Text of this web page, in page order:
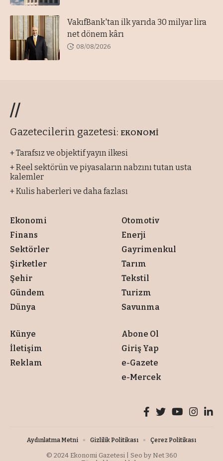
VakıfBank'tan ilk yarıda 30 milyar lira
net dönem kârı
08/08/2026
//
Gazetecilerin gazetesi: EKONOMİ
+ Tarafsız ve objektif yayın ilkesi
+ Reel sektörün ve piyasaların nabzını tutan usta
kalemler
+ Kulis haberleri ve daha fazlası
Ekonomi
Finans
Sektörler
Şirketler
Şehir
Gündem
Dünya
Otomotiv
Enerji
Gayrimenkul
Tarım
Tekstil
Turizm
Savunma
Künye
İletişim
Reklam
Abone Ol
Giriş Yap
e-Gazete
e-Mercek
© 2024 Ekonomi Gazetesi| Seo by Net 360
Aydınlatma Metni Gizlilik Politikası Çerez Politikası